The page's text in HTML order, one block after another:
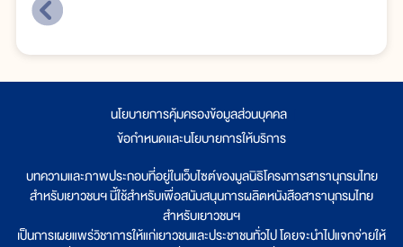
นโยบายการคุ้มครองข้อมูลส่วนบุคคล
ข้อกำหนดและนโยบายการให้บริการ
บทความและภาพประกอบที่อยู่ในเว็บไซต์ของมูลนิธิโครงการสารานุกรมไทย
สำหรับเยาวชนฯ นี้ใช้สำหรับเพื่อสนับสนุนการผลิตหนังสือสารานุกรมไทย
สำหรับเยาวชนฯ
เป็นการเผยแพร่วิชาการให้แก่เยาวชนและประชาชนทั่วไป โดยจะนำไปแจกจ่ายให้